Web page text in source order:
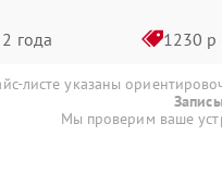
2 года 1230 р
листе указаны
Мы проверим ваше